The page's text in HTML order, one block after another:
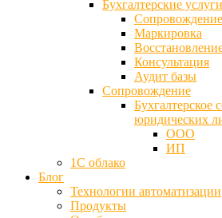
Бухгалтерские
Сопровождение
Маркировка
Консультация
Аудит базы
Cопровождение
Бухгалтерское
юридических
ООО
ИП
1С облако
Блог
Технологии автоматизации
Продукты